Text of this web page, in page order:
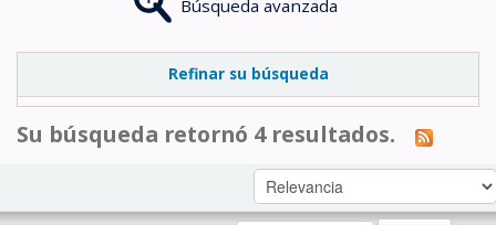
Búsqueda avanzada
Refinar su búsqueda
Su búsqueda retornó 4 resultados.